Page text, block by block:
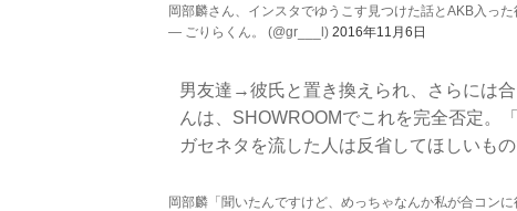
岡部麟さん、インスタでゆうこす見つけた話とAKB入っ
— ごりらくん。 (@gr___l) 2016年11月6日
男友達→彼氏と置き換えられ、さらには
んは、SHOWROOMでこれを完全否定。
ガセネタを流した人は反省してほしいもの
岡部麟「聞いたんですけど、めっちゃなんか私が合コン